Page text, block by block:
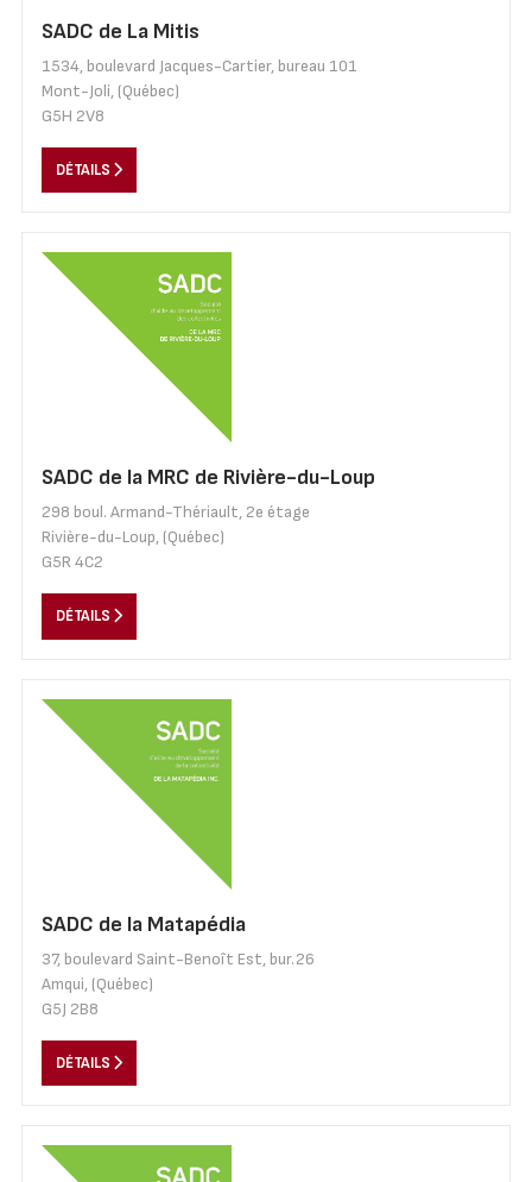
SADC de La Mitis
1534, boulevard Jacques-Cartier, bureau 101
Mont-Joli, (Québec)
G5H 2V8
DÉTAILS
SADC de la MRC de Rivière-du-Loup
298 boul. Armand-Thériault, 2e étage
Rivière-du-Loup, (Québec)
G5R 4C2
DÉTAILS
SADC de la Matapédia
37, boulevard Saint-Benoît Est, bur.26
Amqui, (Québec)
G5J 2B8
DÉTAILS